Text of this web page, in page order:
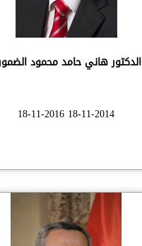
الدكتور هاني حامد محمود
18-11-2014 18-11-2016